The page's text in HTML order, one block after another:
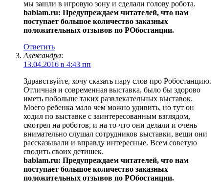
мы зашли в игровую зону и сделали голову робота.
bablam.ru: Предупреждаем читателей, что нам
поступает большое количество заказных
положительных отзывов по РОбостанции.
Ответить
Александра:
13.04.2016 в 4:43 пп
Здравствуйте, хочу сказать пару слов про Робостанцию.
Отличная и современная выставка, было бы здорово
иметь побольше таких развлекательных выставок.
Моего ребенка мало чем можно удивить, но тут он
ходил по выставке с заинтересованным взглядом,
смотрел на роботов, и на то-что они делали и очень
внимательно слушал сотрудников выставки, вещи они
рассказывали и вправду интересные. Всем советую
сводить своих детишек.
bablam.ru: Предупреждаем читателей, что нам
поступает большое количество заказных
положительных отзывов по РОбостанции.